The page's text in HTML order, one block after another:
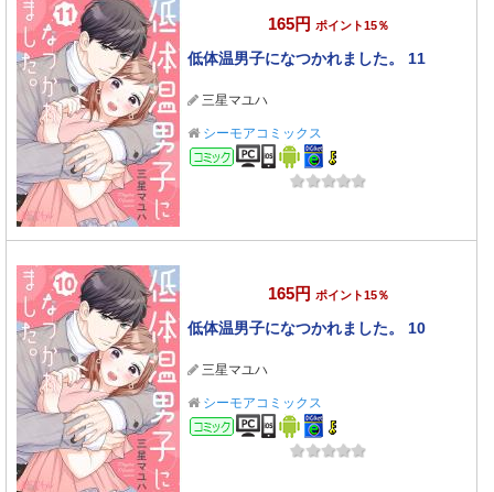
165円 ポイント15％
低体温男子になつかれました。 11
三星マユハ
シーモアコミックス
コミック
165円 ポイント15％
低体温男子になつかれました。 10
三星マユハ
シーモアコミックス
コミック